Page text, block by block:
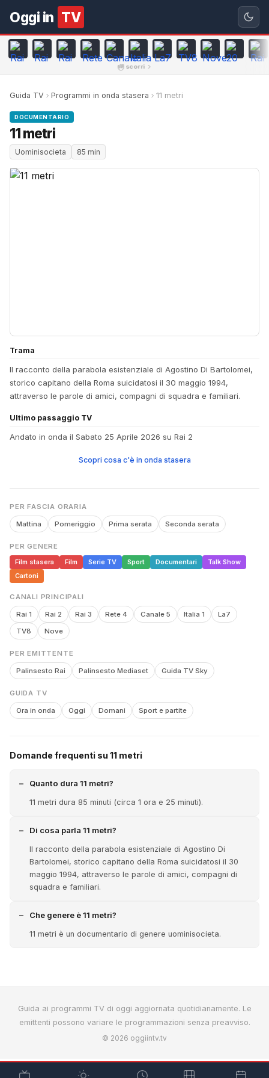
Oggi in TV
scorri
Guida TV Programmi in onda stasera 11 metri
DOCUMENTARIO
11 metri
Uominisocieta 85 min
Trama
Il racconto della parabola esistenziale di Agostino Di Bartolomei,
storico capitano della Roma suicidatosi il 30 maggio 1994,
attraverso le parole di amici, compagni di squadra e familiari.
Ultimo passaggio TV
Andato in onda il Sabato 25 Aprile 2026 su Rai 2
Scopri cosa c'è in onda stasera
PER FASCIA ORARIA
Mattina Pomeriggio Prima serata Seconda serata
PER GENERE
Film stasera
Film Serie TV Sport Documentari
Talk Show
Cartoni
CANALI PRINCIPALI
Rai 1 Rai 2 Rai 3 Rete 4 Canale 5 Italia 1
La7
TV8
Nove
PER EMITTENTE
Palinsesto Rai Palinsesto Mediaset Guida TV Sky
GUIDA TV
Ora in onda Oggi Domani Sport e partite
Domande frequenti su 11 metri
Quanto dura 11 metri?
11 metri dura 85 minuti (circa 1 ora e 25 minuti).
Di cosa parla 11 metri?
Il racconto della parabola esistenziale di Agostino Di
Bartolomei, storico capitano della Roma suicidatosi il 30
maggio 1994, attraverso le parole di amici, compagni di
squadra e familiari.
Che genere è 11 metri?
11 metri è un documentario di genere uominisocieta.
Guida ai programmi TV di oggi aggiornata quotidianamente. Le
emittenti possono variare le programmazioni senza preavviso.
© 2026 oggiintv.tv